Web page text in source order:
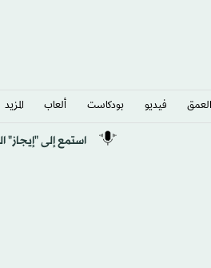
فيديو بودكاست ألعاب المزيد
استمع إلى "إيجاز"